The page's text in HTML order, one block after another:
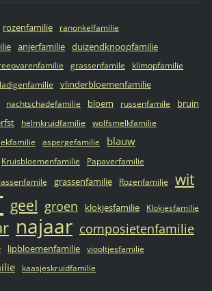
rozenfamilie ranonkelfamilie
anjerfamilie duizendknoopfamilie
grassenfamile
klimopfamilie
vlinderbloemenfamilie
nachtschadefamilie bloem russenfamile bruin
helmkruidfamilie
wolfsmelkfamilie
aspergefamilie blauw
Kruisbloemenfamilie
Papaverfamilie
grassenfamilie Rozenfamilie wit
geel groen klokjesfamilie Klokjesfamilie
najaar composietenfamilie
lipbloemenfamilie viooltjesfamilie
kaasjeskruidfamilie